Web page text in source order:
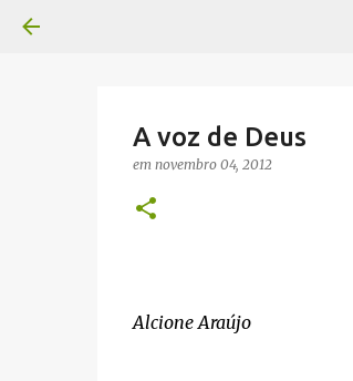
A voz de Deus
em novembro 04, 2012
Alcione Araújo